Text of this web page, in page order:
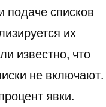
подаче списков
их
известно, что
не включают.
явки.